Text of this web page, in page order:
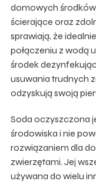
domowych
ścierające oraz
sprawiają, że
połączeniu z wodą
środek
usuwania trudnych
odzyskują swoją
Soda oczyszczona
środowiska i nie
rozwiązaniem dla
zwierzętami. Jej
używana do wielu